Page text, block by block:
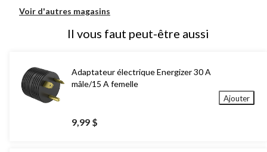
Voir d'autres magasins
Il vous faut peut-être aussi
Adaptateur électrique Energizer 30 A
mâle/15 A femelle
9,99 $
Ajouter